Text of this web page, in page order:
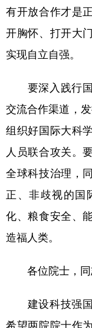
有开放合作才是
开胸怀、打开大
实现自立自强。
要深入践行国
交流合作渠道，
组织好国际大科
人员联合攻关。
全球科技治理，
正、非歧视的国
化、粮食安全、
造福人类。
各位院士，同
建设科技强国
希望两院院士作